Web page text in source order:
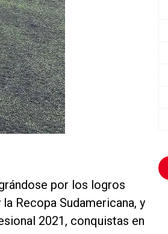
por los logros
Recopa Sudamericana, y
2021, conquistas en